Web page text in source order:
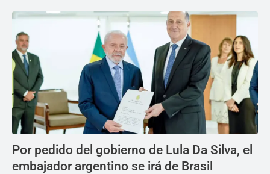
Por pedido del gobierno de Lula Da Silva, el
embajador argentino se irá de Brasil